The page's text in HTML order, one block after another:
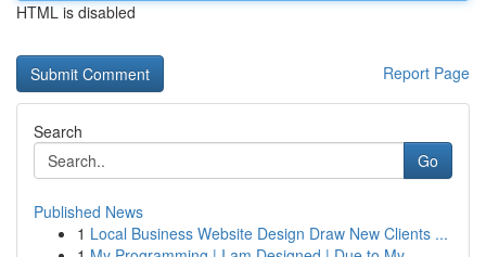
HTML is disabled
Report Page
Search
Go
Published News
1 Local Business Website Design Draw New Clients ...